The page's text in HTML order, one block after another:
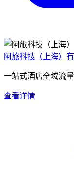
阿旅科技（上海）
一站式酒店全域流
查看详情